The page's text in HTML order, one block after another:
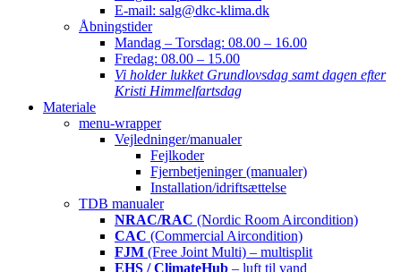
E-mail: salg@dkc-klima.dk
Åbningstider
Mandag – Torsdag: 08.00 – 16.00
Fredag: 08.00 – 15.00
Vi holder lukket Grundlovsdag samt dagen efter
Kristi Himmelfartsdag
Materiale
menu-wrapper
Vejledninger/manualer
Fejlkoder
Fjernbetjeninger (manualer)
Installation/idriftsættelse
TDB manualer
NRAC/RAC (Nordic Room Aircondition)
CAC (Commercial Aircondition)
FJM (Free Joint Multi) – multisplit
EHS / ClimateHub – luft til vand